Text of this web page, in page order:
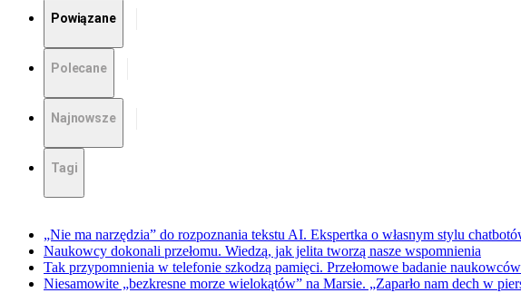
Powiązane
Polecane
Najnowsze
Tagi
„Nie ma narzędzia” do rozpoznania tekstu AI. Ekspertka o własnym stylu
Naukowcy dokonali przełomu. Wiedzą, jak jelita tworzą nasze wspomnienia
Tak przypomnienia w telefonie szkodzą pamięci. Przełomowe badanie naukowców
Niesamowite „bezkresne morze wielokątów” na Marsie. „Zaparło nam dech w